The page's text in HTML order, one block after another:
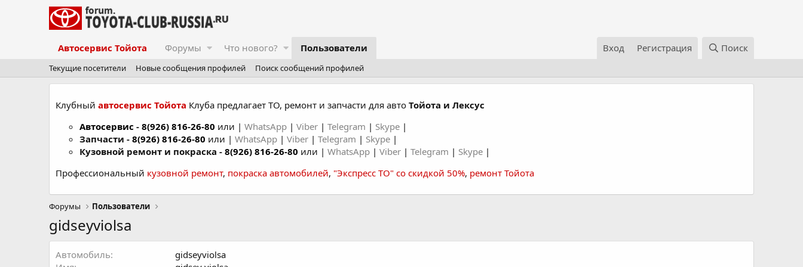
Автосервис Тойота Форумы Что нового? Пользователи Вход Регистрация Поиск
Текущие посетители Новые сообщения профилей Поиск сообщений профилей
Клубный автосервис Тойота Клуба предлагает ТО, ремонт и запчасти для авто Тойота и Лексус
Автосервис - 8(926) 816-26-80 или | WhatsApp | Viber | Telegram | Skype |
Запчасти - 8(926) 816-26-80 или | WhatsApp | Viber | Telegram | Skype |
Кузовной ремонт и покраска - 8(926) 816-26-80 или | WhatsApp | Viber | Telegram | Skype |
Профессиональный кузовной ремонт, покраска автомобилей, "Экспресс ТО" со скидкой 50%, ремонт Тойота
Форумы Пользователи
gidseyviolsa
Автомобиль
gidseyviolsa